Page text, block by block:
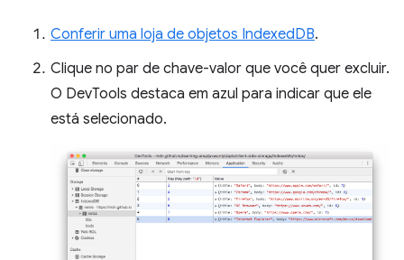
Conferir uma loja de objetos IndexedDB.
Clique no par de chave-valor que você quer excluir.
O DevTools destaca em azul para indicar que ele
está selecionado.